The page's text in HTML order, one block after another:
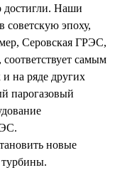
Наши
советскую эпоху,
Серовская ГРЭС,
самым
и на ряде других
парогазовый
новые